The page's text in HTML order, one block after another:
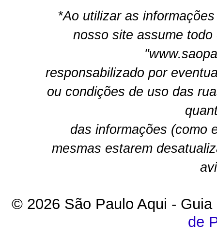
*Ao utilizar as
nosso site assume
responsabilizado por
ou condições de uso das
das informações (como
mesmas estarem
© 2026 São Paulo Aqui -
de